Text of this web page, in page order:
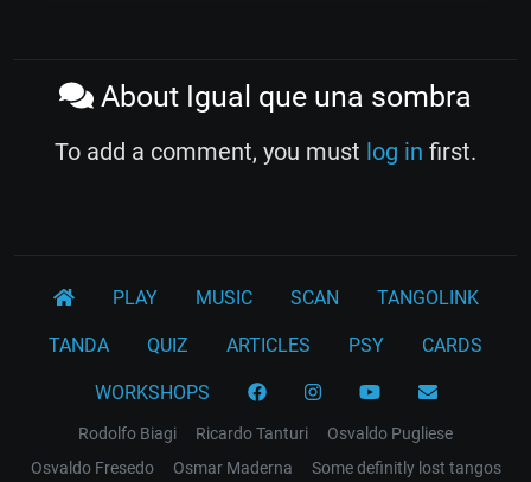
About Igual que una sombra
To add a comment, you must log in first.
PLAY MUSIC SCAN TANGOLINK
TANDA QUIZ ARTICLES PSY CARDS
WORKSHOPS
Rodolfo Biagi Ricardo Tanturi
Osvaldo Pugliese
Osvaldo Fresedo
Osmar Maderna Some definitly lost tangos